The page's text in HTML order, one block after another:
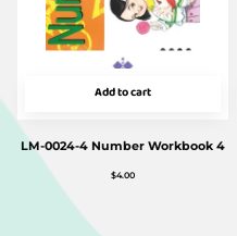
Add to cart
LM-0024-4 Number Workbook 4
$4.00